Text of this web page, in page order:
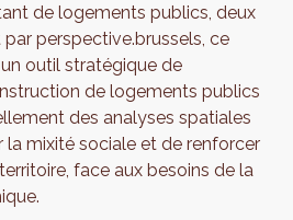
de logements publics, deux
perspective.brussels, ce
outil stratégique de
de logements publics
des analyses spatiales
mixité sociale et de renforcer
face aux besoins de la